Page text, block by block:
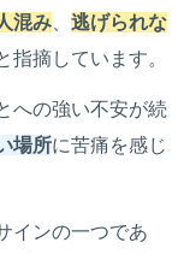
混み 、逃げられな
指摘しています。
への強い不安が続
場所に苦痛を感じ
インの一つであ